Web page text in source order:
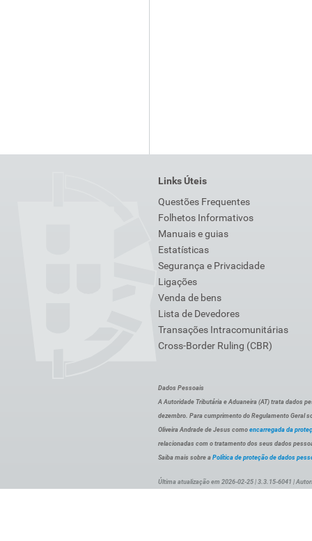
Links Úteis
Questões Frequentes
Folhetos Informativos
Manuais e guias
Estatísticas
Segurança e Privacidade
Ligações
Venda de bens
Lista de Devedores
Transações Intracomunitárias
Cross-Border Ruling (CBR)
Dados Pessoais
A Autoridade Tributária e Aduaneira (AT) trata dados
dezembro. Para cumprimento do Regulamento Geral
Oliveira Andrade de Jesus como encarregada da
relacionadas com o tratamento dos seus dados
Saiba mais sobre a Política de proteção de dados
Última atualização em 2026-02-25 | 3.3.15-6041 |